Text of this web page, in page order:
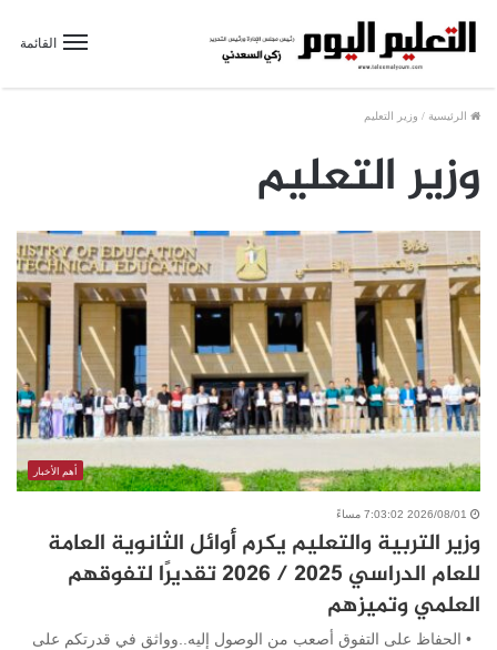
القائمة
الرئيسية / وزير التعليم
وزير التعليم
أهم الأخبار
2026/08/01 7:03:02 مساءً
وزير التربية والتعليم يكرم أوائل الثانوية العامة
للعام الدراسي 2025 / 2026 تقديرًا لتفوقهم
العلمي وتميزهم
• الحفاظ على التفوق أصعب من الوصول إليه..وواثق في قدرتكم على